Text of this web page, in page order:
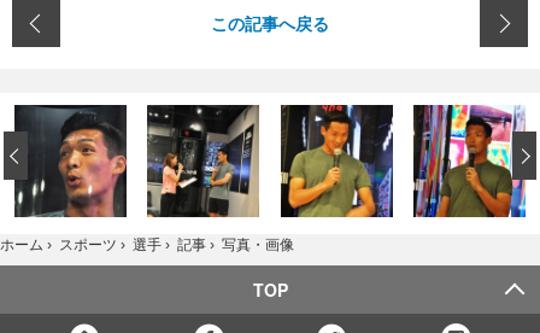
この記事へ戻る
‹
ホーム › スポーツ › 選手 › 記事 › 写真・画像
TOP